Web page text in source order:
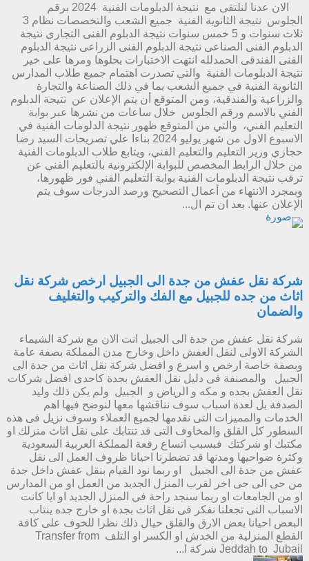
الان عدنا لنلتقى مع نتيجة الدبلومات الفنية 2024 برقم
الجلوس نتيجة الثانوية الفنية جميع الشعب والتخصصات نظام 3
ثلاث سنوات و 5 خمس سنوات نتيجة الدبلوم الفنى التجارى نتيجة
الدبلوم الفنى الصناعى نتيجة الدبلوم الفنى الزراعى نتيجة الدبلوم
الفنى الفندقى الحمدلله انتهت الاختبارات بحلوها ومرها على خير
نتيجة الدبلومات الفنية والتي تصدرت اهتمام جميع طلاب المدارس
الثانوية الفنية في جميع الشعب بما في ذلك الصناعة والتجارة
والزراعية والفندقية، ومن المتوقع أن يتم الإعلان عن نتيجة الدبلوم
الفني بالاسم ورقم الجلوس خلال ساعات من نشرها عبر بوابة
التعليم الفني، والتي من المتوقع ظهور نتيجة الدلومات الفنية في
الاسبوع الاول من شهر يوليو 2024 بناءا علي تصريحات السيد رضا
حجازي وزير التعليم والتعليم الفني، ويتابع طلاب الدبلومات الفنية
من خلال الرابط المخصص للبوابة الإلكترونية بالتعليم الفني عن
ترقب نتيجة الدبلومات الفنية بوابة التعليم الفني فور ظهورها،
وبمجرد الانتهاء من أعمال التصحيح ورصد الدرجات سوف يتم
الإعلان عنها. بعد ان تم ال...
شركة نقل عفش من جدة الى الجبيل ارخص شركة نقل
اثاث من جده للجبيل مع الفك والتركيب والتغليف
والضمان
شركة نقل عفش من جدة الى الجبيل انت الان مع شركة الشيماء
الشركة الاولى لنقل العفش داخل وخارج مدن المملكة بصفة عامة
وبصفة خاصة ارخص و اسرع و افضل شركة نقل اثاث من جدة الى
الجبيل والمصنفة فى دليل نقل العفش بجدة كاحدى افضل شركات
نقل العفش بجده و مكه و الرياض و الجبيل ولم يكن ذلك وليد
الصدفة بل لعدة اسباب سوف نناقشها معها لنوضح فيها اهم
الخدمات والمميزات التى نقدمها لجميع العملاء وسوف نزيل فى هذه
السطور كل القلق والمخاوف التى قد تنتابك على نقل اثاث منزلك او
مكتبك او شركتك فبسبب اتساع رقعة المملكة العربية السعودية
وكثرة ضواحيها ومدنها قد تضطرنا احيانا ظروف العمل الى نقل
عفش من جدة الى الجبيل او ربما نود القيام بنقل عفش داخل جدة
من حى الى حى اخر لقرب المنزل الجديد من العمل او من المدارس
او من الجامعات او ربما سنجد راحة فى المنزل الجديد او ايا كانت
الاسباب التى تجعلنا نفكر فى نقل اثاث بجدة او خارج جده ينتاب
البعض احيانا بعض الارق والقلق حيال ذلك نظرا للخوف على كافة
القطع المنزلية من الخدش او الكسر او التلف Transfer from
Jeddah to Jubail شركة ا...